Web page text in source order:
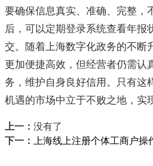
要确保信息真实、准确、完整，
后，可以定期登录系统查看年报
交。随着上海数字化政务的不断
更加便捷高效，但经营者仍需认
务，维护自身良好信用。只有这
机遇的市场中立于不败之地，实
上一： 没有了
下一： 上海线上注册个体工商户操